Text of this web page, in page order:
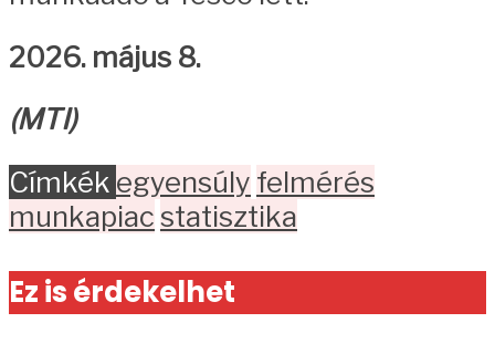
2026. május 8.
(MTI)
Címkék egyensúly felmérés
munkapiacstatisztika
Ez is érdekelhet